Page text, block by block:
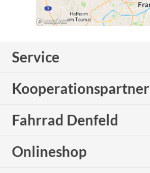
Service
Kooperationspartner
Fahrrad Denfeld
Onlineshop